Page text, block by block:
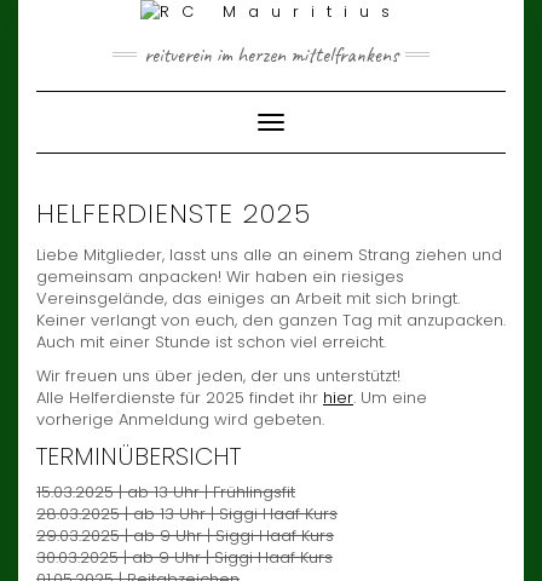
reitverein im herzen mittelfrankens
Toggle Navigation
HELFERDIENSTE 2025
Liebe Mitglieder, lasst uns alle an einem Strang ziehen und
gemeinsam anpacken! Wir haben ein riesiges
Vereinsgelände, das einiges an Arbeit mit sich bringt.
Keiner verlangt von euch, den ganzen Tag mit anzupacken.
Auch mit einer Stunde ist schon viel erreicht.
Wir freuen uns über jeden, der uns unterstützt!
Alle Helferdienste für 2025 findet ihr hier. Um eine
vorherige Anmeldung wird gebeten.
TERMINÜBERSICHT
15.03.2025 | ab 13 Uhr | Frühlingsfit
28.03.2025 | ab 13 Uhr | Siggi Haaf Kurs
29.03.2025 | ab 9 Uhr | Siggi Haaf Kurs
30.03.2025 | ab 9 Uhr | Siggi Haaf Kurs